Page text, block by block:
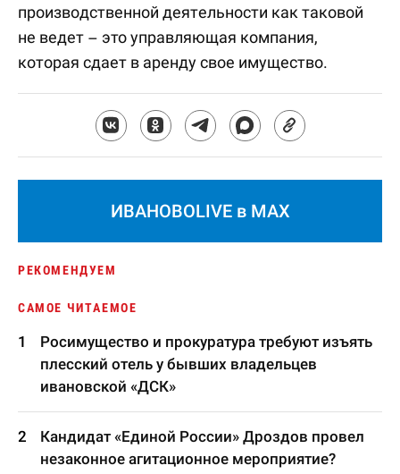
производственной деятельности как таковой
не ведет – это управляющая компания,
которая сдает в аренду свое имущество.
ИВАНОВОLIVE в MAX
РЕКОМЕНДУЕМ
САМОЕ ЧИТАЕМОЕ
Росимущество и прокуратура требуют изъять
плесский отель у бывших владельцев
ивановской «ДСК»
Кандидат «Единой России» Дроздов провел
незаконное агитационное мероприятие?